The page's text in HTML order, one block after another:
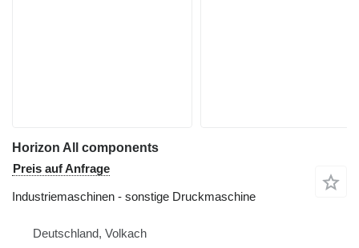
Horizon All components
Preis auf Anfrage
Industriemaschinen - sonstige Druckmaschine
Deutschland, Volkach